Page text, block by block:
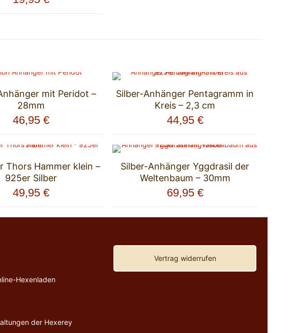
mit Peridot –
28mm
46,95 €
Silber-Anhänger Pentagramm in
Kreis – 2,3 cm
44,95 €
Thors Hammer klein –
925er Silber
49,95 €
Silber-Anhänger Yggdrasil der
Weltenbaum – 30mm
69,95 €
Hexenladen
der Hexerey
Vertrag widerrufen